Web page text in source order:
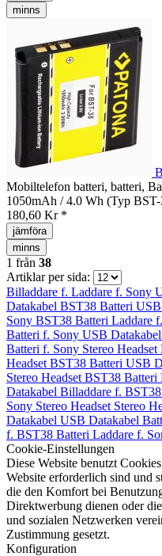
minns
Mobiltelefon batteri, batteri,
1050mAh / 4.0 Wh (Typ
180,60 Kr *
jämföra
minns
1 från 38
Artiklar per sida:
Billaddare f. Laddare f. Sony
Datakabel BST38 Batteri USB
Sony BST38 Batteri Laddare
Batteri f. Sony USB Datakabel
Batteri f. Sony Stereo Headset
Headset BST38 Batteri USB
Stereo Headset BST38 Batteri
Datakabel Billaddare f.
Sony Stereo Headset Stereo
Datakabel USB Datakabel
f. BST38 Batteri Laddare f.
Cookie-Einstellungen
Diese Website benutzt
Website erforderlich sind und
die den Komfort bei
Direktwerbung dienen oder
und sozialen Netzwerken
Zustimmung gesetzt.
Konfiguration